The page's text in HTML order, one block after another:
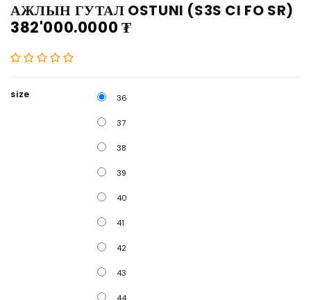
АЖЛЫН ГУТАЛ OSTUNI (S3S CI FO SR)
382'000.0000 ₮
size 36
37
38
39
40
41
42
43
44